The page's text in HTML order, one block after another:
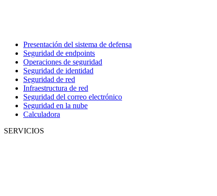
Presentación del sistema de defensa
Seguridad de endpoints
Operaciones de seguridad
Seguridad de identidad
Seguridad de red
Infraestructura de red
Seguridad del correo electrónico
Seguridad en la nube
Calculadora
SERVICIOS